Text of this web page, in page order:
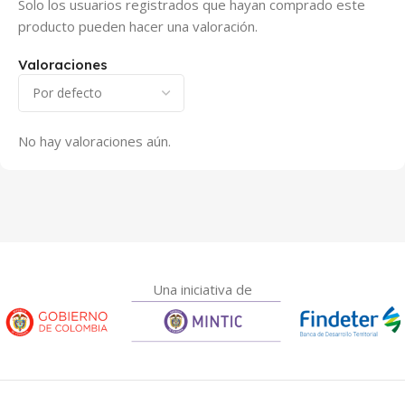
Valoraciones
No hay valoraciones aún.
Solo los usuarios registrados que hayan comprado este
producto pueden hacer una valoración.
Una iniciativa de